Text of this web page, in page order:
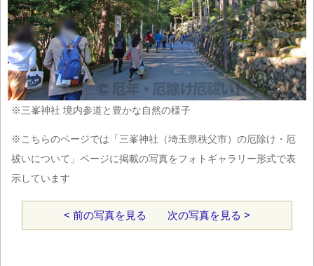
※三峯神社 境内参道と豊かな自然の様子
※こちらのページでは「三峯神社（埼玉県秩父市）の厄除け・厄
祓いについて」ページに掲載の写真をフォトギャラリー形式で表
示しています
< 前の写真を見る 次の写真を見る >